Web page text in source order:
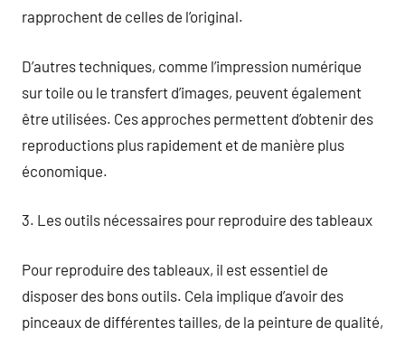
rapprochent de celles de l’original.
D’autres techniques, comme l’impression numérique
sur toile ou le transfert d’images, peuvent également
être utilisées. Ces approches permettent d’obtenir des
reproductions plus rapidement et de manière plus
économique.
3. Les outils nécessaires pour reproduire des tableaux
Pour reproduire des tableaux, il est essentiel de
disposer des bons outils. Cela implique d’avoir des
pinceaux de différentes tailles, de la peinture de qualité,